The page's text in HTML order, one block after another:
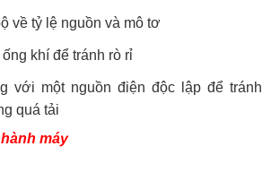
về tỷ lệ nguồn và mô tơ
khí để tránh rò rỉ
với một nguồn điện độc lập để tránh
quá tải
máy